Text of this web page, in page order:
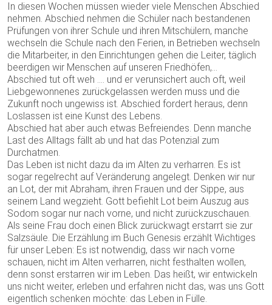
In diesen Wochen müssen wieder viele Menschen Abschied
nehmen. Abschied nehmen die Schüler nach bestandenen
Prüfungen von ihrer Schule und ihren Mitschülern, manche
wechseln die Schule nach den Ferien, in Betrieben wechseln
die Mitarbeiter, in den Einrichtungen gehen die Leiter, täglich
beerdigen wir Menschen auf unseren Friedhöfen,…
Abschied tut oft weh …. und er verunsichert auch oft, weil
Liebgewonnenes zurückgelassen werden muss und die
Zukunft noch ungewiss ist. Abschied fordert heraus, denn
Loslassen ist eine Kunst des Lebens.
Abschied hat aber auch etwas Befreiendes. Denn manche
Last des Alltags fällt ab und hat das Potenzial zum
Durchatmen.
Das Leben ist nicht dazu da im Alten zu verharren. Es ist
sogar regelrecht auf Veränderung angelegt. Denken wir nur
an Lot, der mit Abraham, ihren Frauen und der Sippe, aus
seinem Land wegzieht. Gott befiehlt Lot beim Auszug aus
Sodom sogar nur nach vorne, und nicht zurückzuschauen.
Als seine Frau doch einen Blick zurückwagt erstarrt sie zur
Salzsäule. Die Erzählung im Buch Genesis erzählt Wichtiges
für unser Leben: Es ist notwendig, dass wir nach vorne
schauen, nicht im Alten verharren, nicht festhalten wollen,
denn sonst erstarren wir im Leben. Das heißt, wir entwickeln
uns nicht weiter, erleben und erfahren nicht das, was uns Gott
eigentlich schenken möchte: das Leben in Fülle.